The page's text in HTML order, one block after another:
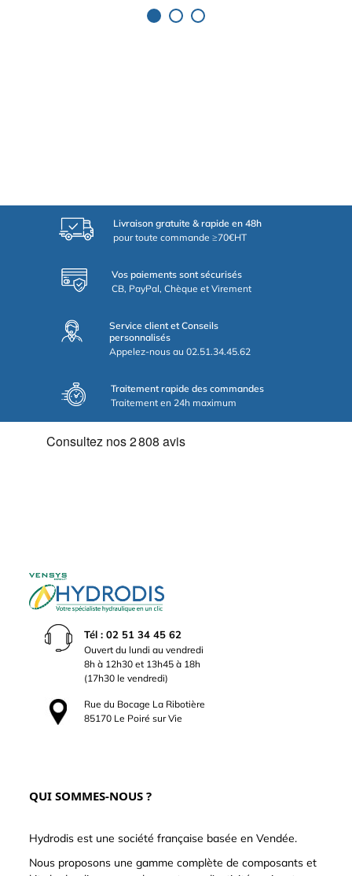
Livraison gratuite & rapide en 48h
pour toute commande ≥70€HT
Vos paiements sont sécurisés
CB, PayPal, Chèque et Virement
Service client et Conseils
personnalisés
Appelez-nous au 02.51.34.45.62
Traitement rapide des commandes
Traitement en 24h maximum
Tél : 02 51 34 45 62
Ouvert du lundi au vendredi
8h à 12h30 et 13h45 à 18h
(17h30 le vendredi)
Rue du Bocage La Ribotière
85170 Le Poiré sur Vie
QUI SOMMES-NOUS ?
Hydrodis est une société française basée en Vendée.
Nous proposons une gamme complète de composants et